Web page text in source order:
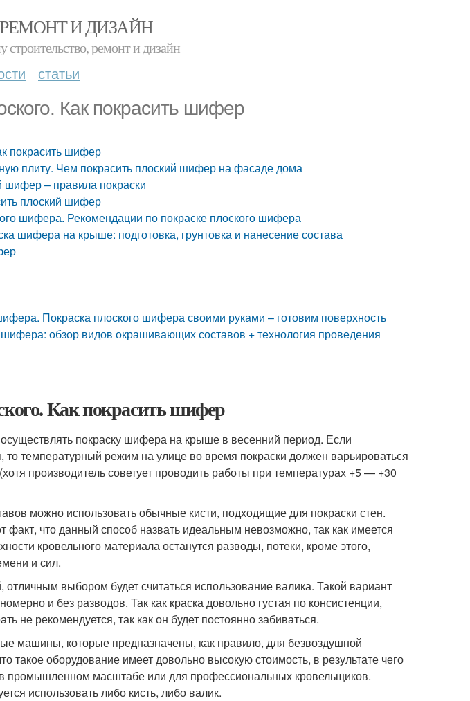
И ДИЗАЙН
ремонт и дизайн
статьи
Как покрасить шифер
покрасить шифер
плиту. Чем покрасить плоский шифер на фасаде дома
шифер – правила покраски
плоский шифер
шифера. Рекомендации по покраске плоского шифера
шифера на крыше: подготовка, грунтовка и нанесение состава
Покраска плоского шифера своими руками – готовим поверхность
обзор видов окрашивающих составов + технология проведения
Как покрасить шифер
покраску шифера на крыше в весенний период. Если
то температурный режим на улице во время покраски должен варьироваться
производитель советует проводить работы при температурах +5 — +30
можно использовать обычные кисти, подходящие для покраски стен.
факт, что данный способ назвать идеальным невозможно, так как имеется
кровельного материала останутся разводы, потеки, кроме этого,
и сил.
выбором будет считаться использование валика. Такой вариант
и без разводов. Так как краска довольно густая по консистенции,
не рекомендуется, так как он будет постоянно забиваться.
машины, которые предназначены, как правило, для безвоздушной
такое оборудование имеет довольно высокую стоимость, в результате чего
в промышленном масштабе или для профессиональных кровельщиков.
использовать либо кисть, либо валик.